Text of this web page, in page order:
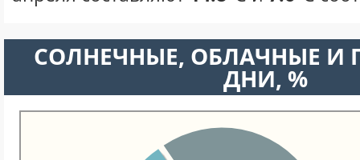
CОЛНЕЧНЫЕ, ОБЛАЧНЫЕ И
ДНИ, %